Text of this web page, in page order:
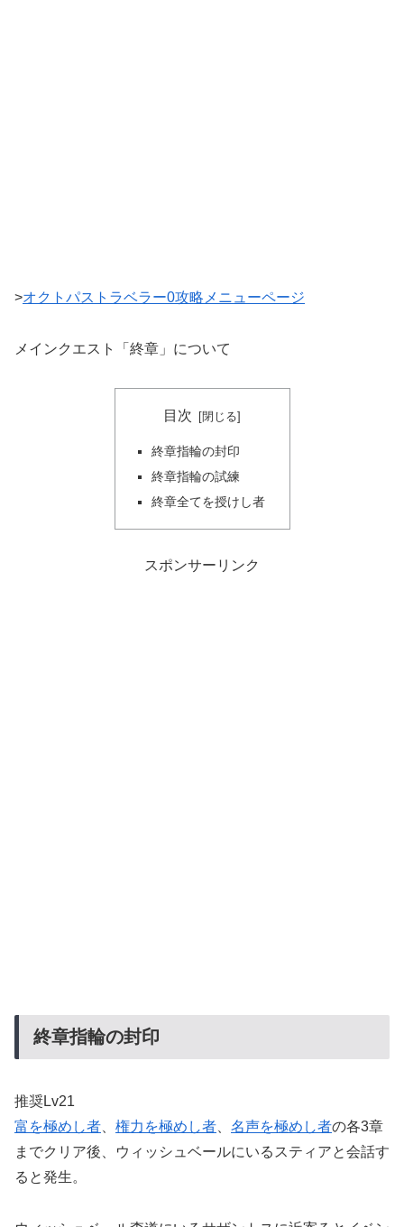
>オクトパストラベラー0攻略メニューページ
メインクエスト「終章」について
目次
終章指輪の封印
終章指輪の試練
終章全てを授けし者
スポンサーリンク
終章指輪の封印
推奨Lv21
富を極めし者
権力を極めし者 名声を極めし者の各3章
までクリア後、ウィッシュベールにいるスティアと会話す
ると発生。